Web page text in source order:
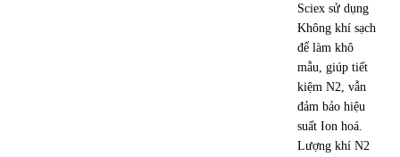
Sciex sử dụng
Không khí sạch
để làm khô
mẫu, giúp tiết
kiệm N2, vẫn
đảm bảo hiệu
suất Ion hoá.
Lượng khí N2